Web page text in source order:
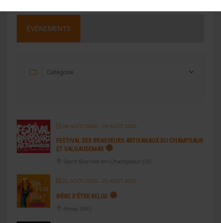
ÉVÉNEMENTS
08 AOÛT 2026- 09 AOÛT 2026
FESTIVAL DES BRASSEURS ARTISANAUX DU CHAMPSAUR
ET VALGAUDEMAR
Saint-Bonnet-en-Champsaur (05)
22 AOÛT 2026- 23 AOÛT 2026
BIÈRE D’ÊTRE BELGE
Amay (BE)